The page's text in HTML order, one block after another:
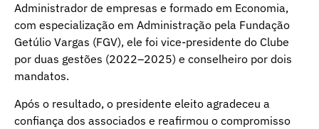
Administrador de empresas e formado em Economia,
com especialização em Administração pela Fundação
Getúlio Vargas (FGV), ele foi vice-presidente do Clube
por duas gestões (2022–2025) e conselheiro por dois
mandatos.
Após o resultado, o presidente eleito agradeceu a
confiança dos associados e reafirmou o compromisso